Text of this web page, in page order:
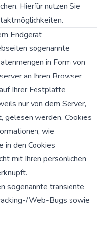
Hierfür nutzen Sie
Endgerät
sogenannte
in Form von
an Ihren Browser
Ihrer Festplatte
nur von dem Server,
gelesen werden. Cookies
wie
in den Cookies
mit Ihren persönlichen
sogenannte transiente
Web-Bugs sowie